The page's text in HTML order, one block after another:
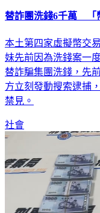
替詐團洗錢6千萬 「
本土第四家虛擬幣交
妹先前因為洗錢案一
替詐騙集團洗錢，先
方立刻發動搜索逮捕
禁見。
社會